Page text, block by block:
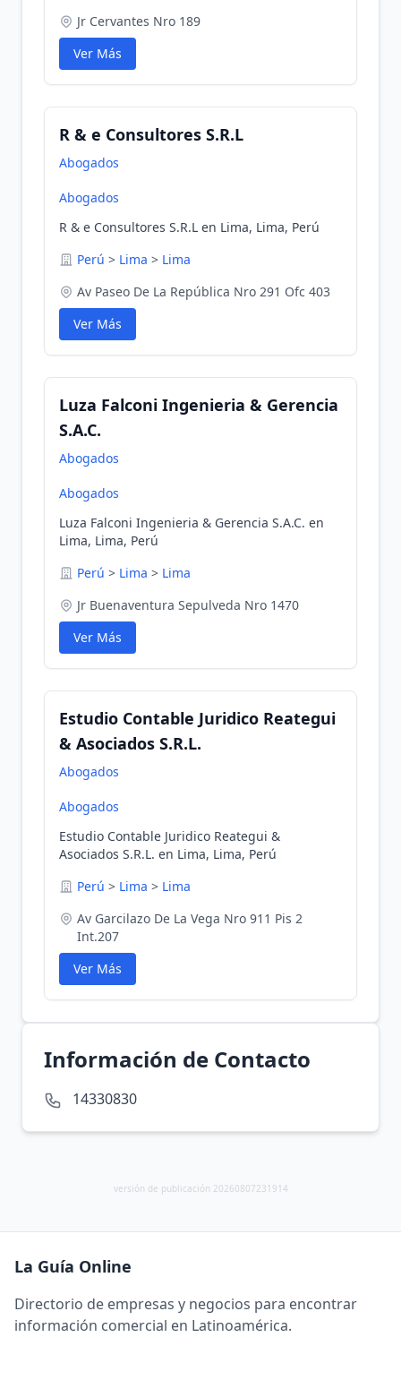
Jr Cervantes Nro 189
Ver Más
R & e Consultores S.R.L
Abogados
Abogados
R & e Consultores S.R.L en Lima, Lima, Perú
Perú > Lima > Lima
Av Paseo De La República Nro 291 Ofc 403
Ver Más
Luza Falconi Ingenieria & Gerencia
S.A.C.
Abogados
Abogados
Luza Falconi Ingenieria & Gerencia S.A.C. en
Lima, Lima, Perú
Perú > Lima > Lima
Jr Buenaventura Sepulveda Nro 1470
Ver Más
Estudio Contable Juridico Reategui
& Asociados S.R.L.
Abogados
Abogados
Estudio Contable Juridico Reategui &
Asociados S.R.L. en Lima, Lima, Perú
Perú > Lima > Lima
Av Garcilazo De La Vega Nro 911 Pis 2
Int.207
Ver Más
Información de Contacto
14330830
versión de publicación 20260807231914
La Guía Online
Directorio de empresas y negocios para encontrar
información comercial en Latinoamérica.